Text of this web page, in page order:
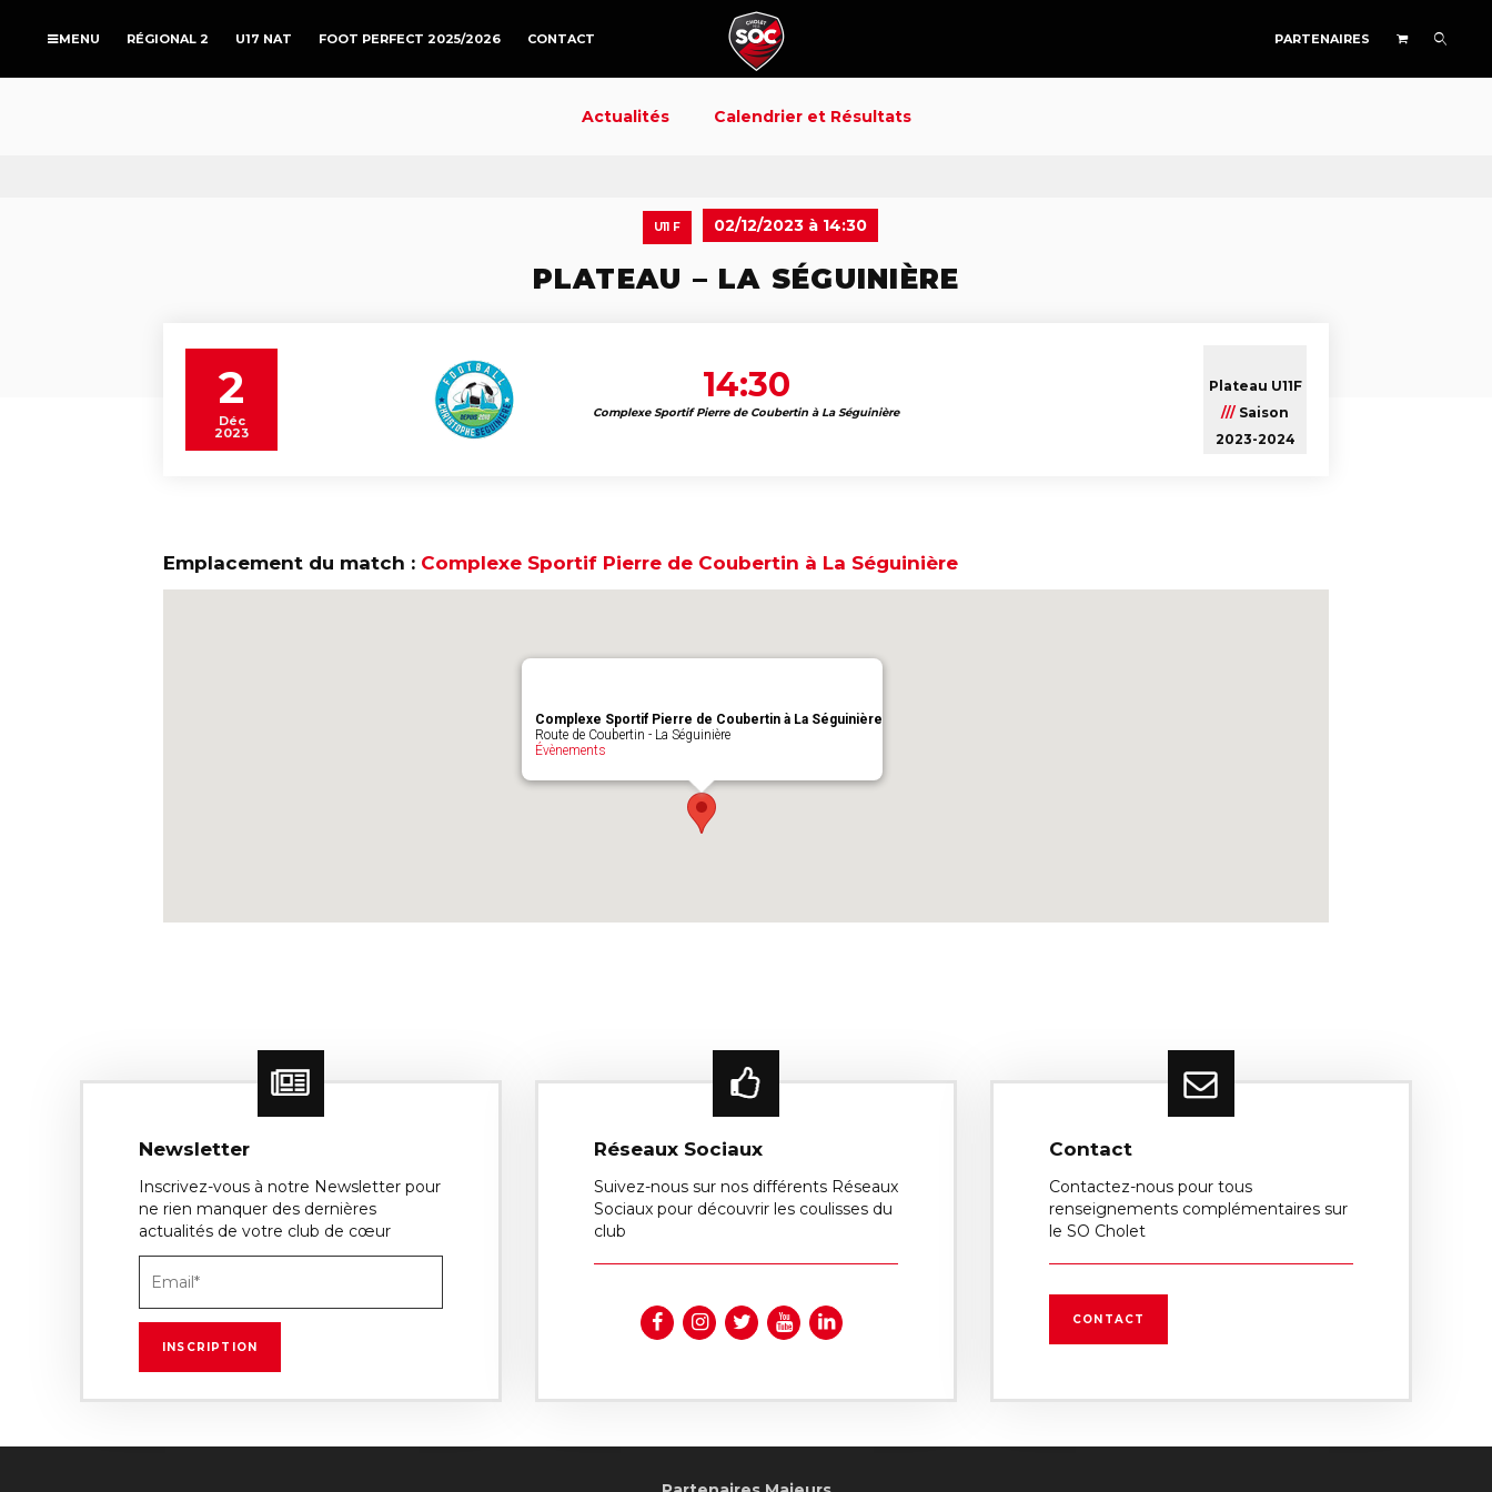
RÉGIONAL 2 U17 NAT FOOT PERFECT 2025/2026 CONTACT PARTENAIRES
Actualités Calendrier et Résultats
U11 F 02/12/2023 à 14:30
PLATEAU – LA SÉGUINIÈRE
2
Déc
2023
14:30
Complexe Sportif Pierre de Coubertin à La Séguinière
Plateau U11F
/// Saison
2023-2024
Emplacement du match : Complexe Sportif Pierre de Coubertin à La Séguinière
Complexe Sportif Pierre de Coubertin à La Séguinière
Route de Coubertin - La Séguinière
Évènements
Newsletter
Inscrivez-vous à notre Newsletter pour
ne rien manquer des dernières
actualités de votre club de cœur
Réseaux Sociaux
Suivez-nous sur nos différents Réseaux
Sociaux pour découvrir les coulisses du
club
Contact
Contactez-nous pour tous
renseignements complémentaires sur
le SO Cholet
CONTACT